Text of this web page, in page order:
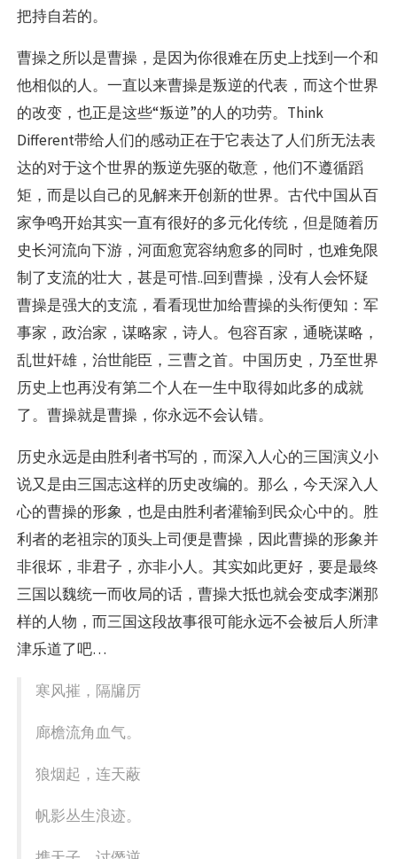
把持自若的。
曹操之所以是曹操，是因为你很难在历史上找到一个和
他相似的人。一直以来曹操是叛逆的代表，而这个世界
的改变，也正是这些“叛逆”的人的功劳。Think
Different带给人们的感动正在于它表达了人们所无法表
达的对于这个世界的叛逆先驱的敬意，他们不遵循蹈
矩，而是以自己的见解来开创新的世界。古代中国从百
家争鸣开始其实一直有很好的多元化传统，但是随着历
史长河流向下游，河面愈宽容纳愈多的同时，也难免限
制了支流的壮大，甚是可惜..回到曹操，没有人会怀疑
曹操是强大的支流，看看现世加给曹操的头衔便知：军
事家，政治家，谋略家，诗人。包容百家，通晓谋略，
乱世奸雄，治世能臣，三曹之首。中国历史，乃至世界
历史上也再没有第二个人在一生中取得如此多的成就
了。曹操就是曹操，你永远不会认错。
历史永远是由胜利者书写的，而深入人心的三国演义小
说又是由三国志这样的历史改编的。那么，今天深入人
心的曹操的形象，也是由胜利者灌输到民众心中的。胜
利者的老祖宗的顶头上司便是曹操，因此曹操的形象并
非很坏，非君子，亦非小人。其实如此更好，要是最终
三国以魏统一而收局的话，曹操大抵也就会变成李渊那
样的人物，而三国这段故事很可能永远不会被后人所津
津乐道了吧…
寒风摧，隔牖厉
廊檐流角血气。
狼烟起，连天蔽
帆影丛生浪迹。